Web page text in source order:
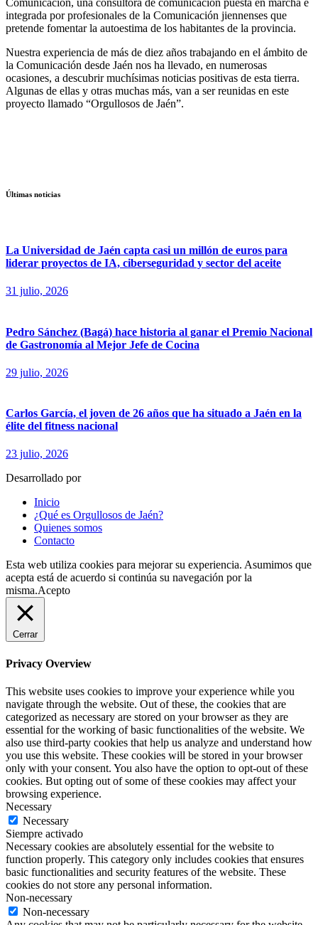
Comunicación, una consultora de comunicación puesta en marcha e
integrada por profesionales de la Comunicación jiennenses que
pretende fomentar la autoestima de los habitantes de la provincia.
Nuestra experiencia de más de diez años trabajando en el ámbito de
la Comunicación desde Jaén nos ha llevado, en numerosas
ocasiones, a descubrir muchísimas noticias positivas de esta tierra.
Algunas de ellas y otras muchas más, van a ser reunidas en este
proyecto llamado “Orgullosos de Jaén”.
Últimas noticias
La Universidad de Jaén capta casi un millón de euros para
liderar proyectos de IA, ciberseguridad y sector del aceite
31 julio, 2026
Pedro Sánchez (Bagá) hace historia al ganar el Premio Nacional
de Gastronomía al Mejor Jefe de Cocina
29 julio, 2026
Carlos García, el joven de 26 años que ha situado a Jaén en la
élite del fitness nacional
23 julio, 2026
Desarrollado por
Inicio
¿Qué es Orgullosos de Jaén?
Quienes somos
Contacto
Esta web utiliza cookies para mejorar su experiencia. Asumimos que
acepta está de acuerdo si continúa su navegación por la
misma.Acepto
Cerrar
Privacy Overview
This website uses cookies to improve your experience while you
navigate through the website. Out of these, the cookies that are
categorized as necessary are stored on your browser as they are
essential for the working of basic functionalities of the website. We
also use third-party cookies that help us analyze and understand how
you use this website. These cookies will be stored in your browser
only with your consent. You also have the option to opt-out of these
cookies. But opting out of some of these cookies may affect your
browsing experience.
Necessary
Necessary
Siempre activado
Necessary cookies are absolutely essential for the website to
function properly. This category only includes cookies that ensures
basic functionalities and security features of the website. These
cookies do not store any personal information.
Non-necessary
Non-necessary